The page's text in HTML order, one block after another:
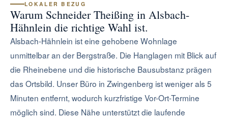
LOKALER BEZUG
Warum Schneider Theißing in Alsbach-
Hähnlein die richtige Wahl ist.
Alsbach-Hähnlein ist eine gehobene Wohnlage
unmittelbar an der Bergstraße. Die Hanglagen mit Blick auf
die Rheinebene und die historische Bausubstanz prägen
das Ortsbild. Unser Büro in Zwingenberg ist weniger als 5
Minuten entfernt, wodurch kurzfristige Vor-Ort-Termine
möglich sind. Diese Nähe unterstützt die laufende